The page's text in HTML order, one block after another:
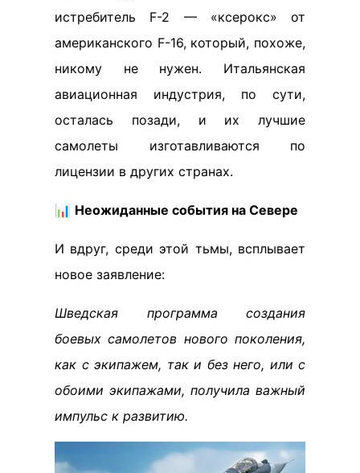
истребитель F-2 — «ксерокс» от
американского F-16, который, похоже,
никому не нужен. Итальянская
авиационная индустрия, по сути,
осталась позади, и их лучшие
самолеты изготавливаются по
лицензии в других странах.
📊 Неожиданные события на Севере
И вдруг, среди этой тьмы, всплывает
новое заявление:
Шведская программа создания
боевых самолетов нового поколения,
как с экипажем, так и без него, или с
обоими экипажами, получила важный
импульс к развитию.